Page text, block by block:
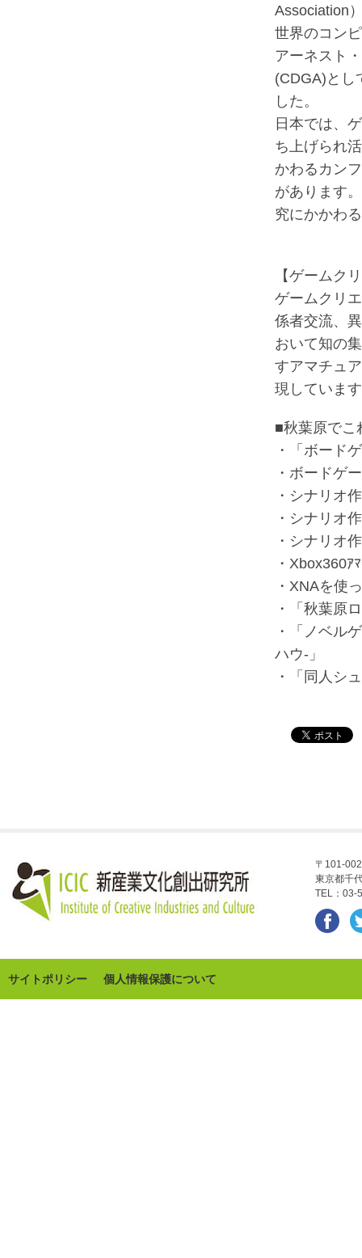
Association
世界のコン
アーネスト
(CDGA)とし
した。
日本では、
ち上げられ
かわるカン
があります
究にかかわ
【ゲームク
ゲームクリ
係者交流、
おいて知の
すアマチュ
現していま
■秋葉原でこ
・「ボード
・ボードゲ
・シナリオ
・シナリオ
・シナリオ
・Xbox360ｱ
・XNAを使
・「秋葉原
・「ノベル
ハウ‐」
・「同人シ
〒101-
東京都千
TEL：
サイトポリシー 個人情報保護について